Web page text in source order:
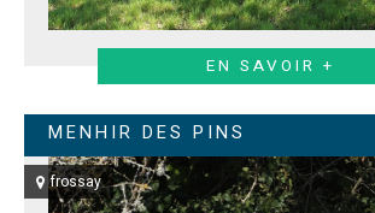
EN SAVOIR +
MENHIR DES PINS
frossay